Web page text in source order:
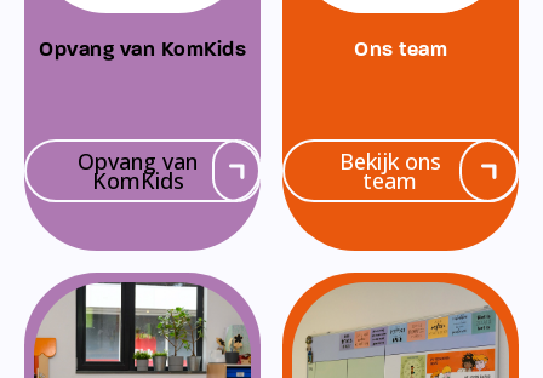
Opvang van KomKids
Opvang van
KomKids
Ons team
Bekijk ons
team